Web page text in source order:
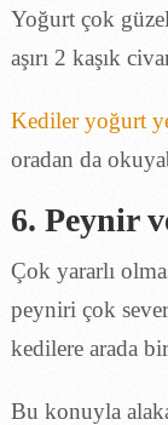
Yoğurt çok
aşırı 2 kaşık
Kediler yoğurt
oradan da
6. Peynir
Çok yararlı
peyniri çok
kedilere arada
Bu konuyla